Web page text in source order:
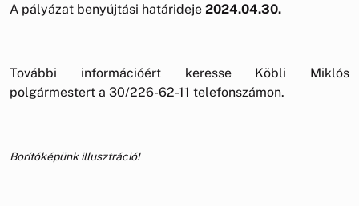
A pályázat benyújtási határideje 2024.04.30.
További információért keresse Köbli Miklós
polgármestert a 30/226-62-11 telefonszámon.
Borítóképünk illusztráció!